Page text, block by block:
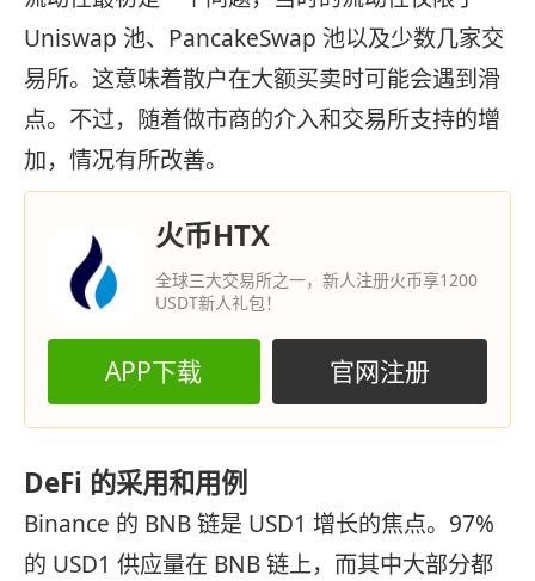
Uniswap 池、PancakeSwap 池以及少数几家交
易所。这意味着散户在大额买卖时可能会遇到滑
点。不过，随着做市商的介入和交易所支持的增
加，情况有所改善。
火币HTX
全球三大交易所之一，新人注册火币享1200
USDT新人礼包！
APP下载 官网注册
DeFi 的采用和用例
Binance 的 BNB 链是 USD1 增长的焦点。97%
的 USD1 供应量在 BNB 链上，而其中大部分都